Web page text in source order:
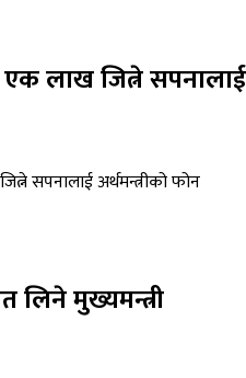
लाख जित्ने सपनालाई
लिने मुख्यमन्त्री